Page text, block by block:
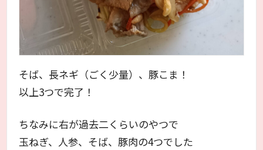
そば、長ネギ（ごく少量）、豚こま！
以上3つで完了！
ちなみに右が過去二くらいのやつで
玉ねぎ、人参、そば、豚肉の4つでした